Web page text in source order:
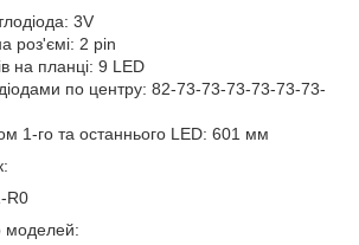
3V
роз'ємі: 2 pin
на планці: 9 LED
по центру: 82-73-73-73-73-73-73-
1-го та останнього LED: 601 мм
R0
моделей: